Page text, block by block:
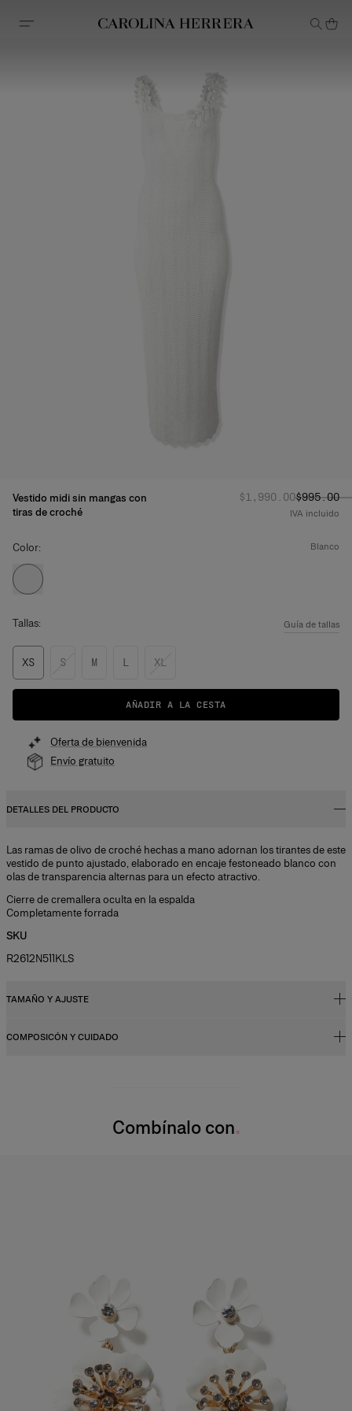
Declaración de accesibilidad (enlace)
Vestido midi sin mangas con
tiras de croché
Precio habitual:
$1,990.00Precio
$995.00
IVA incluido
Color: blanco
Tallas: Guía de tallas
XS S M L XL
AÑADIR A LA CESTA
Oferta de bienvenida
Envío gratuito
DETALLES DEL PRODUCTO
Las ramas de olivo de croché hechas a mano adornan los tirantes de este
vestido de punto ajustado, elaborado en encaje festoneado blanco con
olas de transparencia alternas para un efecto atractivo.
Cierre de cremallera oculta en la espalda
Completamente forrada
SKU
R2612N511KLS
TAMAÑO Y AJUSTE
Corte ajustado, largo midi
COMPOSICÓN Y CUIDADO
Solamente limpieza en secoCombínalo con